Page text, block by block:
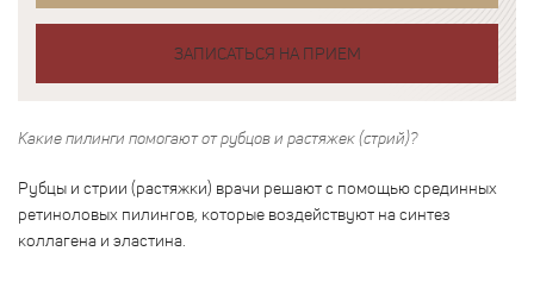
ЗАПИСАТЬСЯ НА ПРИЕМ
Какие пилинги помогают от рубцов и растяжек (стрий)?
Рубцы и стрии (растяжки) врачи решают с помощью срединных
ретиноловых пилингов, которые воздействуют на синтез
коллагена и эластина.